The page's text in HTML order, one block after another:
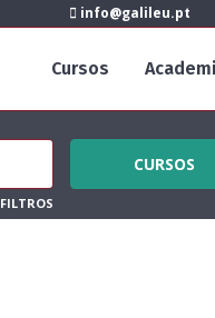
info@galileu.pt
Cursos
CURSOS
FILTROS